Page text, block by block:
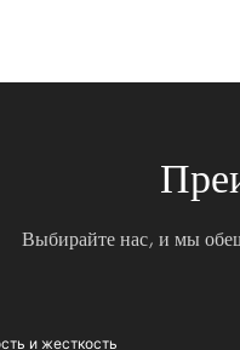
Выбирайте нас, и мы